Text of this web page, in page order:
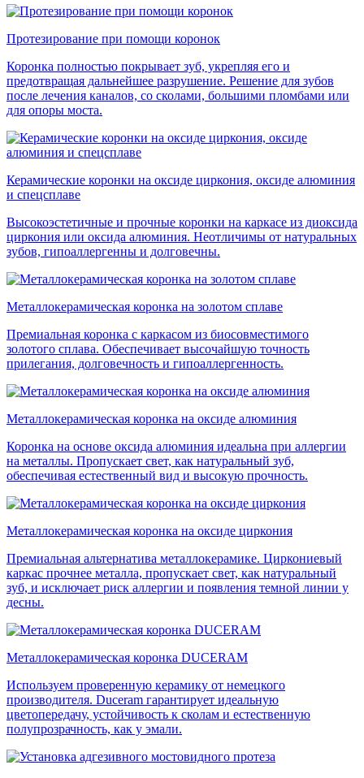
Протезирование при помощи коронок
Коронка полностью покрывает зуб, укрепляя его и
предотвращая дальнейшее разрушение. Решение для зубов
после лечения каналов, со сколами, большими пломбами или
для опоры моста.
Керамические коронки на оксиде циркония, оксиде алюминия
и спецсплаве
Высокоэстетичные и прочные коронки на каркасе из диоксида
циркония или оксида алюминия. Неотличимы от натуральных
зубов, гипоаллергенны и долговечны.
Металлокерамическая коронка на золотом сплаве
Премиальная коронка с каркасом из биосовместимого
золотого сплава. Обеспечивает высочайшую точность
прилегания, долговечность и гипоаллергенность.
Металлокерамическая коронка на оксиде алюминия
Коронка на основе оксида алюминия идеальна при аллергии
на металлы. Пропускает свет, как натуральный зуб,
обеспечивая естественный вид и высокую прочность.
Металлокерамическая коронка на оксиде циркония
Премиальная альтернатива металлокерамике. Циркониевый
каркас прочнее металла, пропускает свет, как натуральный
зуб, и исключает риск аллергии и появления темной линии у
десны.
Металлокерамическая коронка DUCERAM
Используем проверенную керамику от немецкого
производителя. Duceram гарантирует идеальную
цветопередачу, устойчивость к сколам и естественную
полупрозрачность, как у эмали.